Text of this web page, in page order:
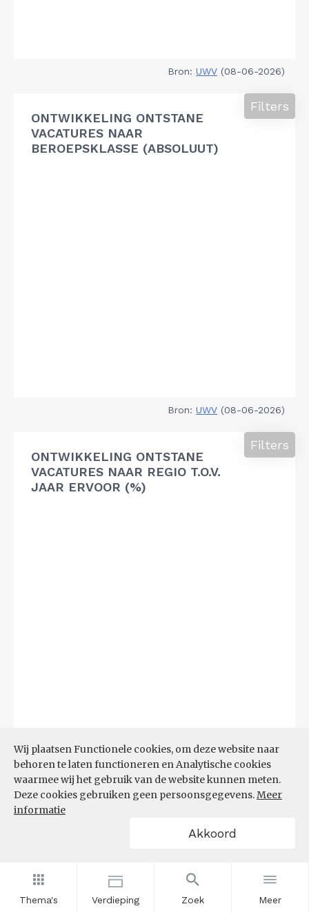
Thema's Verdieping Zoek Meer
Wij plaatsen Functionele cookies, om deze website naar
behoren te laten functioneren en Analytische cookies
waarmee wij het gebruik van de website kunnen meten.
Deze cookies gebruiken geen persoonsgegevens.Meer
informatie
Akkoord
Bron: UWV (08-06-2026)
ONTWIKKELING ONTSTANE
VACATURES NAAR
BEROEPSKLASSE (ABSOLUUT)
Filters
Bron: UWV (08-06-2026)
ONTWIKKELING ONTSTANE
VACATURES NAAR REGIO T.O.V.
JAAR ERVOOR (%)
Filters
ONTWIKKELING ONTSTANE
Filters